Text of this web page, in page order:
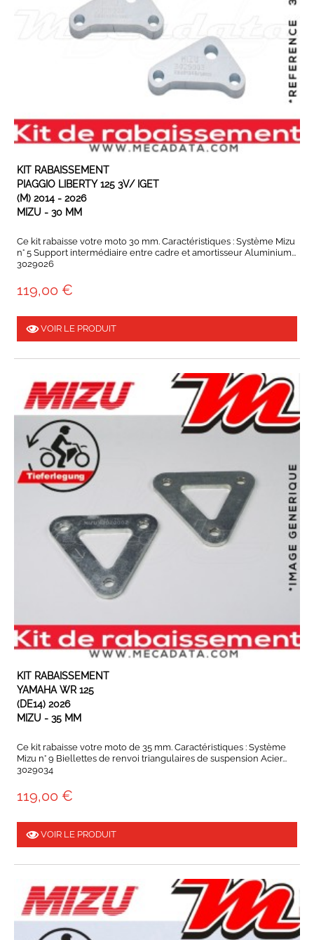
KIT RABAISSEMENT
PIAGGIO LIBERTY 125 3V/ IGET
(M) 2014 - 2026
MIZU - 30 MM
Ce kit rabaisse votre moto 30 mm. Caractéristiques : Système Mizu
n° 5 Support intermédiaire entre cadre et amortisseur Aluminium...
3029026
119,00 €
VOIR LE PRODUIT
KIT RABAISSEMENT
YAMAHA WR 125
(DE14) 2026
MIZU - 35 MM
Ce kit rabaisse votre moto de 35 mm. Caractéristiques : Système
Mizu n° 9 Biellettes de renvoi triangulaires de suspension Acier...
3029034
119,00 €
VOIR LE PRODUIT